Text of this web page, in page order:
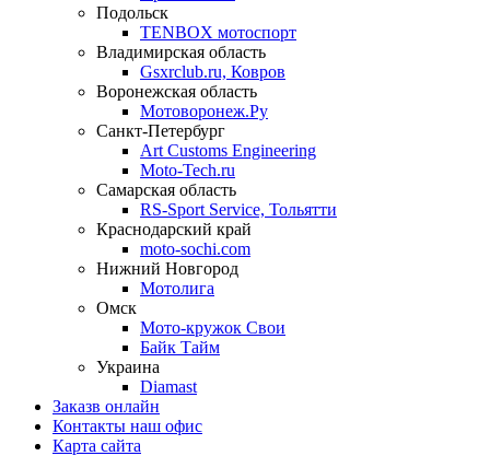
Подольск
TENBOX мотоспорт
Владимирская область
Gsxrclub.ru, Ковров
Воронежская область
Мотоворонеж.Ру
Санкт-Петербург
Art Customs Engineering
Moto-Tech.ru
Самарская область
RS-Sport Service, Тольятти
Краснодарский край
moto-sochi.com
Нижний Новгород
Мотолига
Омск
Мото-кружок Свои
Байк Тайм
Украина
Diamast
Заказв онлайн
Контакты наш офис
Карта сайта